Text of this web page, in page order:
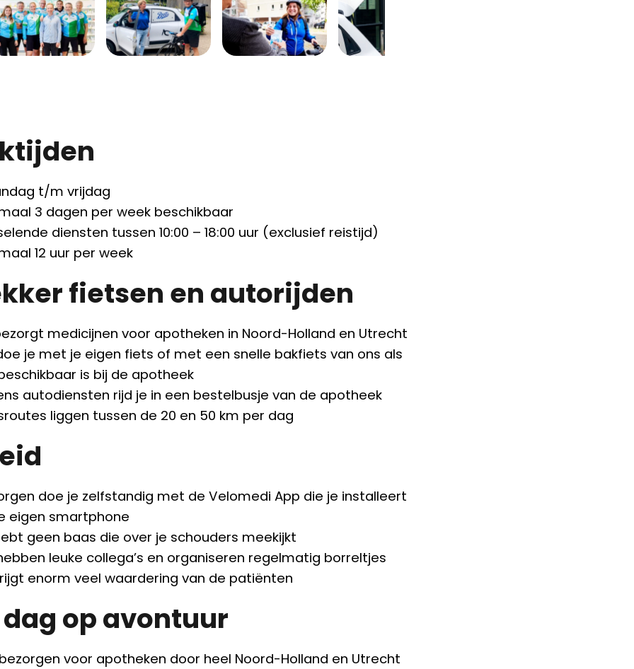
t/m vrijdag
3 dagen per week beschikbaar
diensten tussen 10:00 – 18:00 uur (exclusief reistijd)
12 uur per week
fietsen en autorijden
medicijnen voor apotheken in Noord-Holland en Utrecht
je met je eigen fiets of met een snelle bakfiets van ons als
is bij de apotheek
autodiensten rijd je in een bestelbusje van de apotheek
liggen tussen de 20 en 50 km per dag
doe je zelfstandig met de Velomedi App die je installeert
eigen smartphone
geen baas die over je schouders meekijkt
leuke collega’s en organiseren regelmatig borreltjes
enorm veel waardering van de patiënten
op avontuur
voor apotheken door heel Noord-Holland en Utrecht